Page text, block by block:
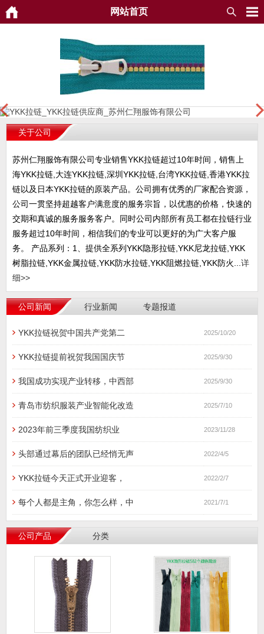
网站首页
关于公司
苏州仁翔服饰有限公司专业销售YKK拉链超过10年时间，销售上
海YKK拉链,大连YKK拉链,深圳YKK拉链,台湾YKK拉链,香港YKK拉
链以及日本YKK拉链的原装产品。公司拥有优秀的厂家配合资源，
公司一贯坚持超越客户满意度的服务宗旨，以优惠的价格，快速的
交期和真诚的服务服务客户。同时公司内部所有员工都在拉链行业
服务超过10年时间，相信我们的专业可以更好的为广大客户服
务。 产品系列：1、提供全系列YKK隐形拉链,YKK尼龙拉链,YKK
树脂拉链,YKK金属拉链,YKK防水拉链,YKK阻燃拉链,YKK防火... 详
细>>
公司新闻 行业新闻 专题报道
YKK拉链祝贺中国共产党第二 2025/10/20
YKK拉链提前祝贺我国国庆节 2025/9/30
我国成功实现产业转移，中西部 2025/9/30
青岛市纺织服装产业智能化改造 2025/7/10
2023年前三季度我国纺织业 2023/11/28
头部通过幕后的团队已经悄无声 2022/4/5
YKK拉链今天正式开业迎客， 2022/2/7
每个人都是主角，你怎么样，中 2021/7/1
公司产品 分类